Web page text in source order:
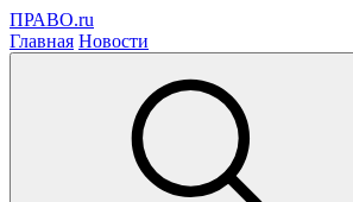
ПРАВО.ru
Главная Новости